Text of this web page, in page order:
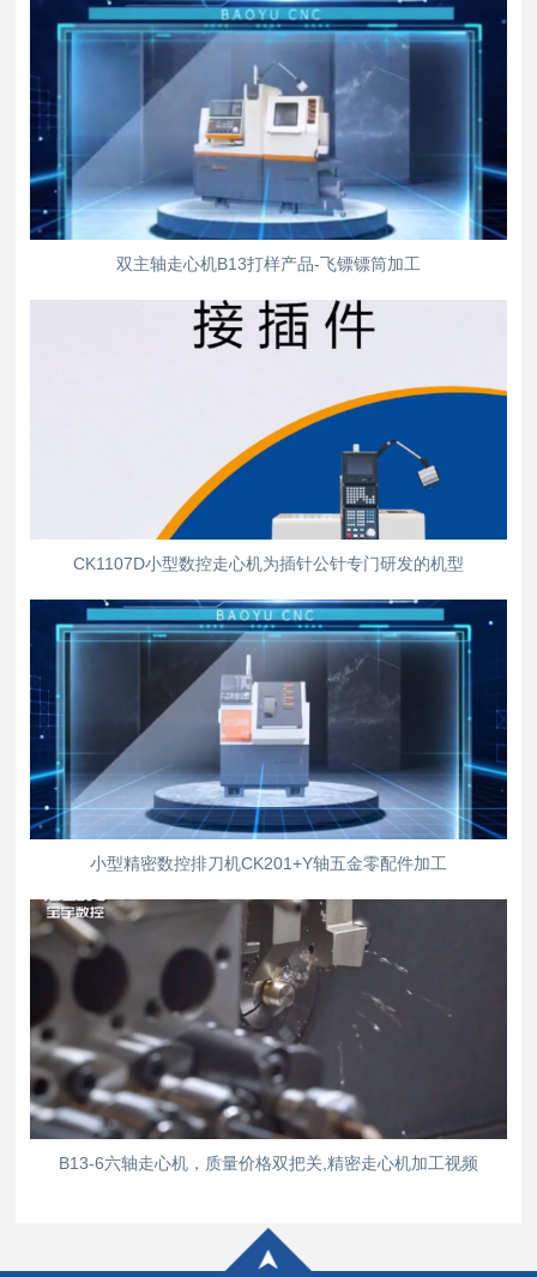
双主轴走心机B13打样产品-飞镖镖筒加工
CK1107D小型数控走心机为插针公针专门研发的机型
小型精密数控排刀机CK201+Y轴五金零配件加工
B13-6六轴走心机，质量价格双把关,精密走心机加工视频